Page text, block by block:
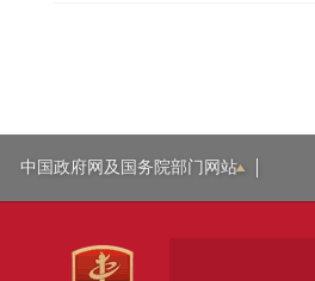
中国政府网及国务院部门网站